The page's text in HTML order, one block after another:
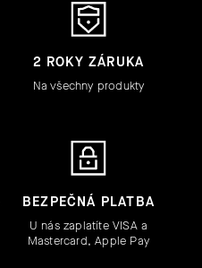
2 ROKY ZÁRUKA
Na všechny produkty
BEZPEČNÁ PLATBA
U nás zaplatíte VISA a
Mastercard, Apple Pay